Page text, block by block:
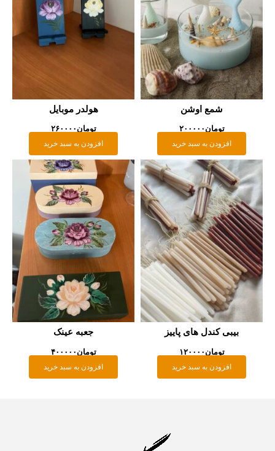
شمع اوشن
تومان۲۰۰۰۰۰
افزودن به سبد خرید
هولدر موبایل
تومان۲۶۰۰۰۰
افزودن به سبد خرید
بیبی کندل های پاییز
تومان۱۲۰۰۰۰
افزودن به سبد خرید
جعبه عینک
تومان۴۰۰۰۰۰
افزودن به سبد خرید